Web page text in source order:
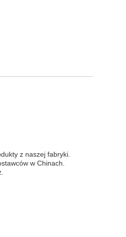
z naszej fabryki.
w Chinach.